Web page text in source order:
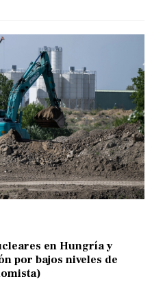
en Hungría y
por bajos niveles de